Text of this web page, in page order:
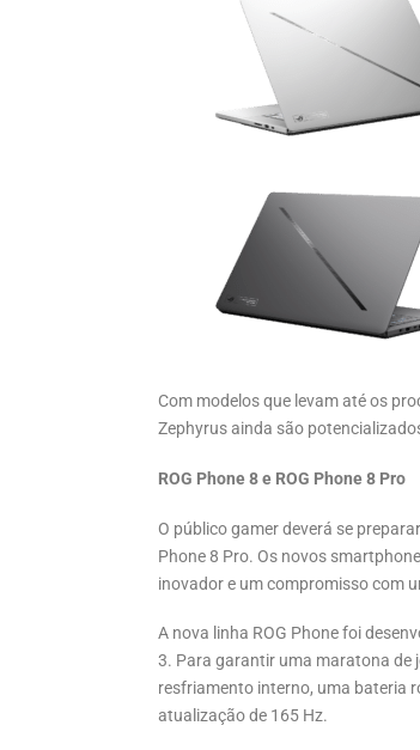
Com modelos que levam até os
Zephyrus ainda são
ROG Phone 8 e ROG Phone 8 Pro
O público gamer deverá se
Phone 8 Pro. Os novos
inovador e um compromisso com
A nova linha ROG Phone foi
3. Para garantir uma maratona de
resfriamento interno, uma bateria
atualização de 165 Hz.